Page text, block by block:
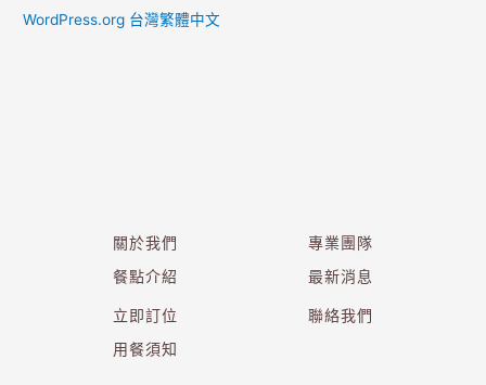
WordPress.org 台灣繁體中文
關於我們
餐點介紹
專業團隊
最新消息
立即訂位
用餐須知
聯絡我們